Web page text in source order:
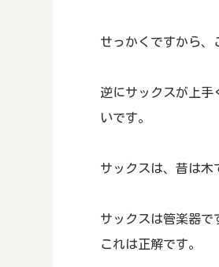
せっかくですから、
逆にサックスが上手
いです。
サックスは、昔は木
サックスは管楽器で
これは正解です。